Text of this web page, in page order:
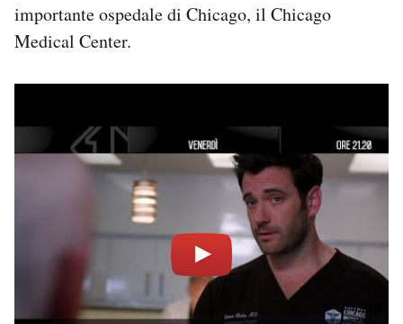
importante ospedale di Chicago, il Chicago
Medical Center.